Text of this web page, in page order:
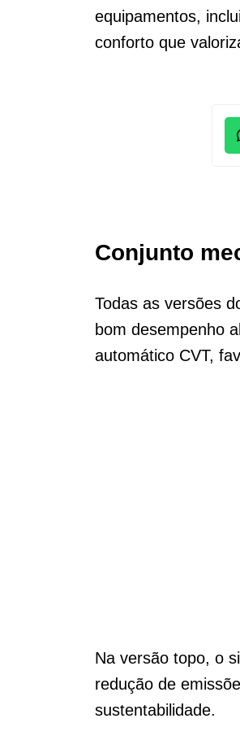
equipamentos,
conforto que
Conjunto
Todas as versões
bom desempenho
automático CVT,
Na versão topo, o
redução de
sustentabilidade.